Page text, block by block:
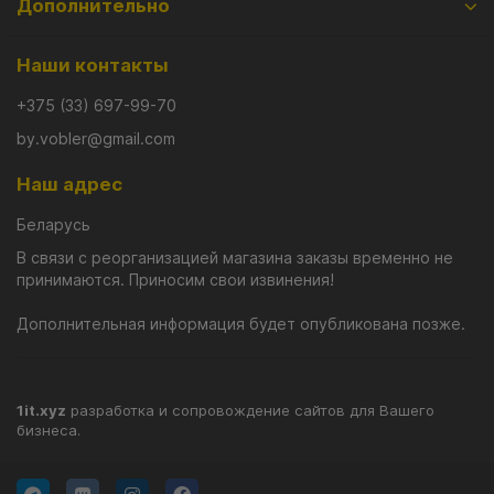
Дополнительно
Наши контакты
+375 (33) 697-99-70
by.vobler@gmail.com
Наш адрес
Беларусь
В связи с реорганизацией магазина заказы временно не
принимаются. Приносим свои извинения!
Дополнительная информация будет опубликована позже.
1it.xyz разработка и сопровождение сайтов для Вашего
бизнеса.